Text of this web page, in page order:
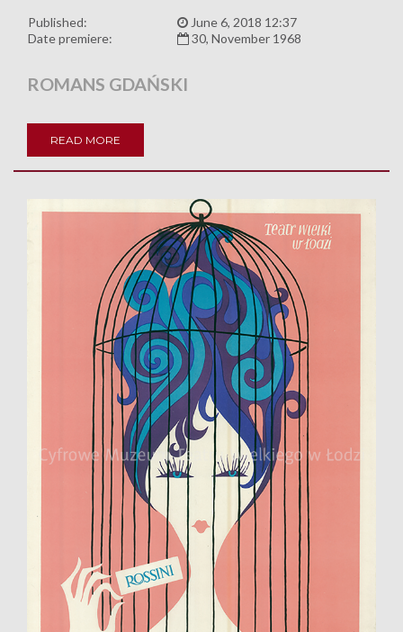
Published:
June 6, 2018 12:37
Date premiere:
30, November 1968
ROMANS GDAŃSKI
READ MORE